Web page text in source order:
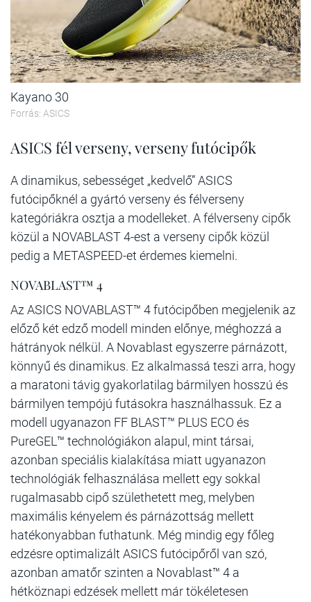
Kayano 30
Forrás: ASICS
ASICS fél verseny, verseny futócipők
A dinamikus, sebességet „kedvelő” ASICS
futócipőknél a gyártó verseny és félverseny
kategóriákra osztja a modelleket. A félverseny cipők
közül a NOVABLAST 4-est a verseny cipők közül
pedig a METASPEED-et érdemes kiemelni.
NOVABLAST™ 4
Az ASICS NOVABLAST™ 4 futócipőben megjelenik az
előző két edző modell minden előnye, méghozzá a
hátrányok nélkül. A Novablast egyszerre párnázott,
könnyű és dinamikus. Ez alkalmassá teszi arra, hogy
a maratoni távig gyakorlatilag bármilyen hosszú és
bármilyen tempójú futásokra használhassuk. Ez a
modell ugyanazon FF BLAST™ PLUS ECO és
PureGEL™ technológiákon alapul, mint társai,
azonban speciális kialakítása miatt ugyanazon
technológiák felhasználása mellett egy sokkal
rugalmasabb cipő születhetett meg, melyben
maximális kényelem és párnázottság mellett
hatékonyabban futhatunk. Még mindig egy főleg
edzésre optimalizált ASICS futócipőről van szó,
azonban amatőr szinten a Novablast™ 4 a
hétköznapi edzések mellett már tökéletesen